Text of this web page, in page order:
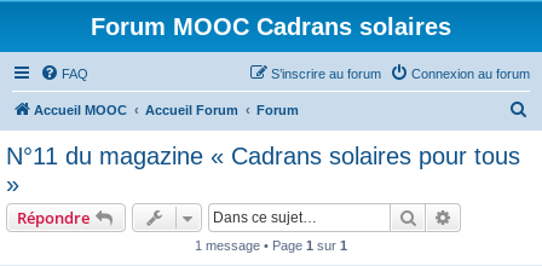
Forum MOOC Cadrans solaires
FAQ Connexion au forum
S’inscrire au forum
Accueil MOOC Accueil Forum Forum
N°11 du magazine « Cadrans solaires pour tous
»
Répondre Rechercher
1 message • Page 1 sur 1